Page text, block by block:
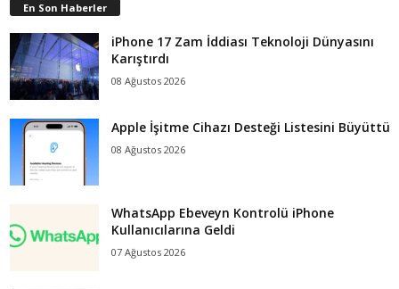
En Son Haberler
iPhone 17 Zam İddiası Teknoloji Dünyasını
Karıştırdı
08 Ağustos 2026
Apple İşitme Cihazı Desteği Listesini Büyüttü
08 Ağustos 2026
WhatsApp Ebeveyn Kontrolü iPhone
Kullanıcılarına Geldi
07 Ağustos 2026